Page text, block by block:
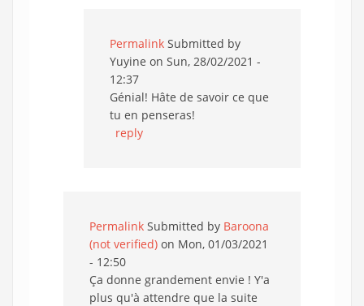
Permalink Submitted by
Yuyine on Sun, 28/02/2021 -
12:37
Génial! Hâte de savoir ce que
tu en penseras!
reply
Permalink Submitted by Baroona
(not verified) on Mon, 01/03/2021
- 12:50
Ça donne grandement envie ! Y'a
plus qu'à attendre que la suite